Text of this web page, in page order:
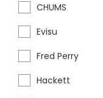
CHUMS
Evisu
Fred Perry
Hackett